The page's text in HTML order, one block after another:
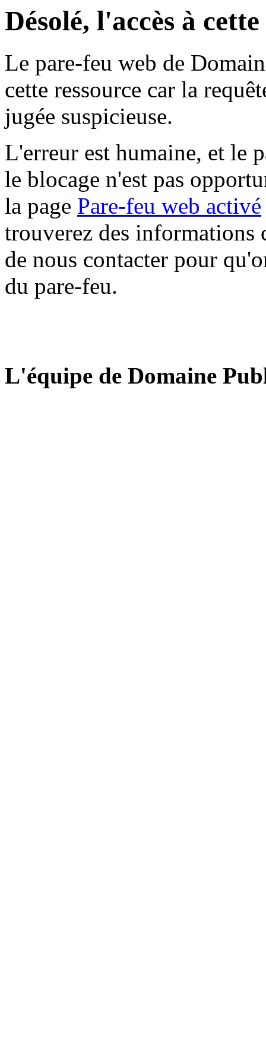
Désolé, l'accès à
Le pare-feu web de
cette ressource car la
jugée suspicieuse.
L'erreur est humaine, et le
le blocage n'est pas
la page Pare-feu web activé
trouverez des informations
de nous contacter pour
du pare-feu.
L'équipe de Domaine